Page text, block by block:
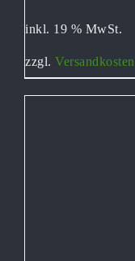
inkl. 19 % MwSt.
zzgl. Versandkosten